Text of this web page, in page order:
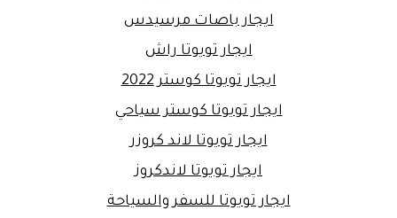
ايجار باصات مرسيدس
ايجار تويوتا راش
ايجار تويوتا كوستر 2022
ايجار تويوتا كوستر سياحي
ايجار تويوتا لاند كروزر
ايجار تويوتا لاندكروز
ايجار تويوتا للسفر والسياحة